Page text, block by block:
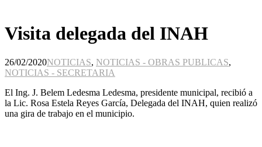
Visita delegada del INAH
26/02/2020NOTICIAS, NOTICIAS - OBRAS PUBLICAS,
NOTICIAS - SECRETARIA
El Ing. J. Belem Ledesma Ledesma, presidente municipal, recibió a
la Lic. Rosa Estela Reyes García, Delegada del INAH, quien realizó
una gira de trabajo en el municipio.